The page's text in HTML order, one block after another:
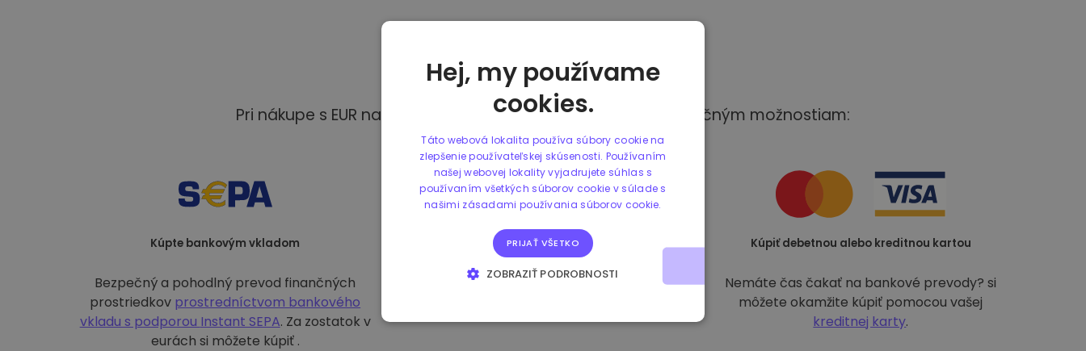
Spôsobyplatby
Pri nákupe s EUR na Kriptomate máte prístup k rôznym bezpečným možnostiam:
Kúpte bankovým vkladom
Bezpečný a pohodlný prevod finančných
prostriedkov prostredníctvom bankového
vkladu s podporou Instant SEPA. Za zostatok v
eurách si môžete kúpiť .
Kúpiť debetnou alebo kreditnou kartou
Nemáte čas čakať na bankové prevody? si
môžete okamžite kúpiť pomocou vašej
kreditnej karty.
Hej, my používame
cookies.
Táto webová lokalita používa súbory cookie na
zlepšenie používateľskej skúsenosti. Používaním
našej webovej lokality vyjadrujete súhlas s
používaním všetkých súborov cookie v súlade s
našimi zásadami používania súborov cookie.
PRIJAŤ VŠETKO
ZOBRAZIŤ PODROBNOSTI